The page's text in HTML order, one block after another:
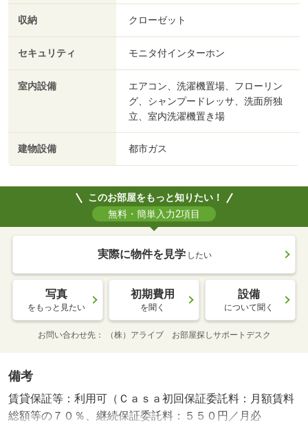
収納 クローゼット
セキュリティ モニタ付インターホン
室内設備
エアコン、洗濯機置場、フローリン
グ、シャンプードレッサ、洗面所独
立、室内洗濯機置き場
建物設備 都市ガス
このお部屋をもっと知りたい！
無料・簡単入力2項目
実際に物件を見学 したい
写真
をもっと見たい
初期費用
を聞く
設備
について聞く
お問い合わせ先 （株）アライブ お部屋探しサポートデスク
備考
賃貸保証等：利用可（Ｃａｓａ初回保証委託料：月額賃料
総額等の７０％、継続保証委託料：５５０円／月必